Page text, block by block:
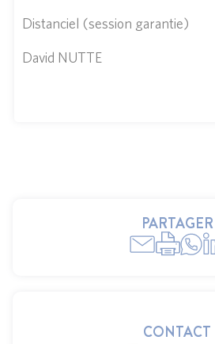
Distanciel (session garantie)
David NUTTE
PARTAGER
CONTACT